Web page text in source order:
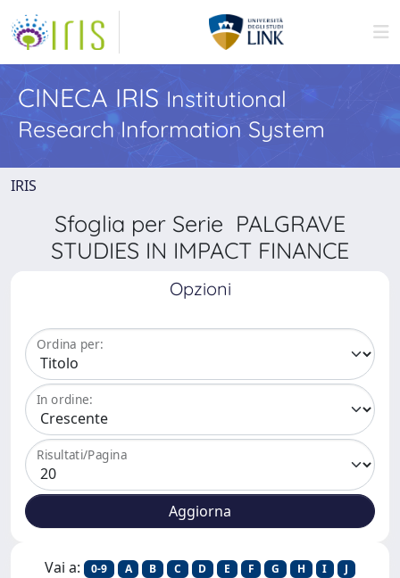
CINECA IRIS Institutional
Research Information System
IRIS
Sfoglia per Serie PALGRAVE
STUDIES IN IMPACT FINANCE
Opzioni
Ordina per:
In ordine:
Risultati/Pagina
Vai a: 0-9 A B C D E F G H I
J